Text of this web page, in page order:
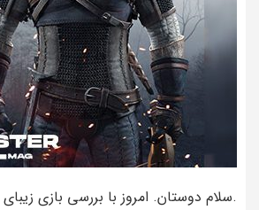
.سلام دوستان. امروز با بررسی بازی زیبای